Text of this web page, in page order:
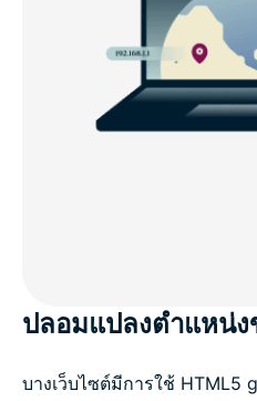
ปลอมแปลงตำแหน่
บางเว็บไซต์มีการใช้ HTML5